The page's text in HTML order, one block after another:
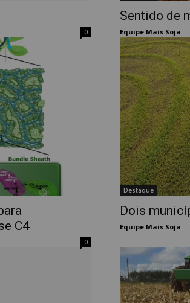
0
Sentido de
Equipe Mais Soja
C4
0
Destaque
Dois
Equipe Mais Soja